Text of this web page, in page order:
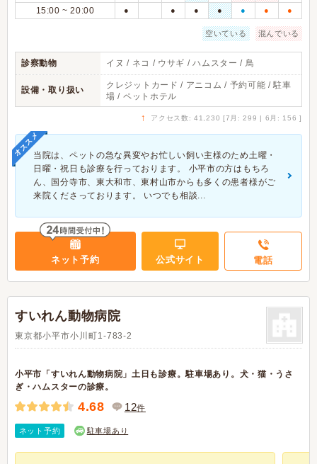
15:00 ~ 20:00 ● ● ● ● ● ● ●
空いている 混んでいる
診察動物 イヌ / ネコ / ウサギ / ハムスター / 鳥
設備・取り扱い
クレジットカード / アニコム / 予約可能 / 駐車
場 / ペットホテル
↑ アクセス数: 41,230 [7月: 299 | 6月: 156 ]
オススメ当院は、ペットの急な異変やお忙しい飼い主様のため土曜・
日曜・祝日も診療を行っております。 小平市の方はもちろ
ん、国分寺市、東大和市、東村山市からも多くの患者様がご
来院くださっております。 いつでも相談...
ネット予約 公式サイト 電話
すいれん動物病院
東京都小平市小川町1-783-2
小平市「すいれん動物病院」土日も診療。駐車場あり。犬・猫・うさ
ぎ・ハムスターの診療。
4.68 12件
ネット予約 駐車場あり